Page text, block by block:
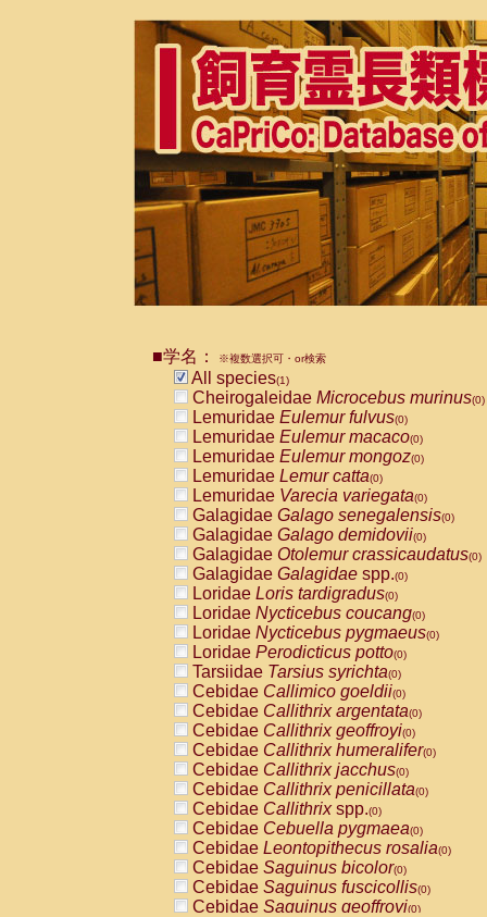
■学名： ※複数選択可・or検索
All species(1)
Cheirogaleidae Microcebus murinus(0)
Lemuridae Eulemur fulvus(0)
Lemuridae Eulemur macaco(0)
Lemuridae Eulemur mongoz(0)
Lemuridae Lemur catta(0)
Lemuridae Varecia variegata(0)
Galagidae Galago senegalensis(0)
Galagidae Galago demidovii(0)
Galagidae Otolemur crassicaudatus(0)
Galagidae Galagidae spp.(0)
Loridae Loris tardigradus(0)
Loridae Nycticebus coucang(0)
Loridae Nycticebus pygmaeus(0)
Loridae Perodicticus potto(0)
Tarsiidae Tarsius syrichta(0)
Cebidae Callimico goeldii(0)
Cebidae Callithrix argentata(0)
Cebidae Callithrix geoffroyi(0)
Cebidae Callithrix humeralifer(0)
Cebidae Callithrix jacchus(0)
Cebidae Callithrix penicillata(0)
Cebidae Callithrixspp.(0)
Cebidae Cebuella pygmaea(0)
Cebidae Leontopithecus rosalia(0)
Cebidae Saguinus bicolor(0)
Cebidae Saguinus fuscicollis(0)
Cebidae Saguinus geoffroyi(0)